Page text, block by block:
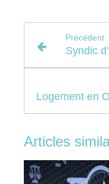
Précédent
Articles